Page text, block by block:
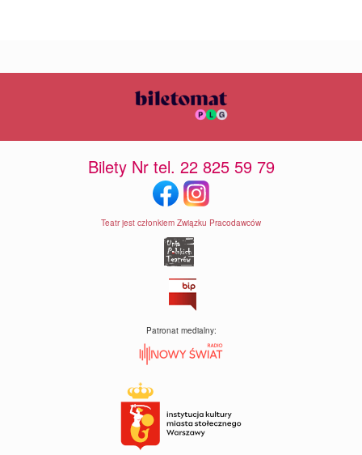
Bilety Nr tel. 22 825 59 79
Teatr jest członkiem Związku Pracodawców
Patronat medialny: